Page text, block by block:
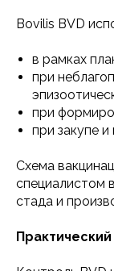
Bovilis BVD
в рамках
при
при
при закупе
Схема
специалистом
стада и